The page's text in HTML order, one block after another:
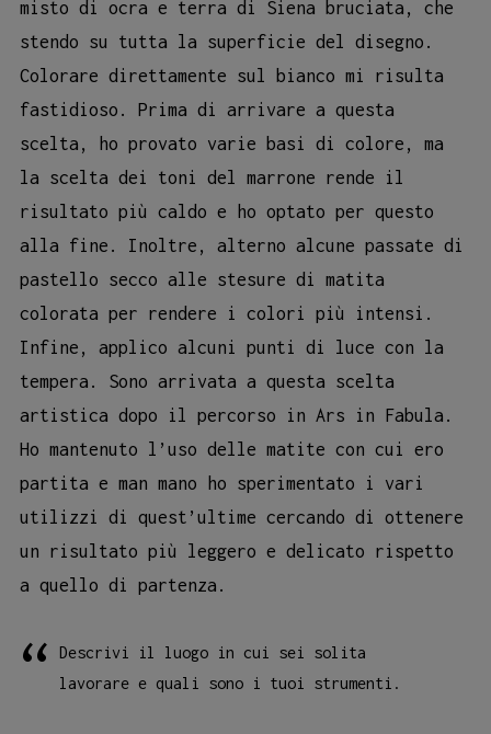
misto di ocra e terra di Siena bruciata, che
stendo su tutta la superficie del disegno.
Colorare direttamente sul bianco mi risulta
fastidioso. Prima di arrivare a questa
scelta, ho provato varie basi di colore, ma
la scelta dei toni del marrone rende il
risultato più caldo e ho optato per questo
alla fine. Inoltre, alterno alcune passate di
pastello secco alle stesure di matita
colorata per rendere i colori più intensi.
Infine, applico alcuni punti di luce con la
tempera. Sono arrivata a questa scelta
artistica dopo il percorso in Ars in Fabula.
Ho mantenuto l’uso delle matite con cui ero
partita e man mano ho sperimentato i vari
utilizzi di quest’ultime cercando di ottenere
un risultato più leggero e delicato rispetto
a quello di partenza.
Descrivi il luogo in cui sei solita
lavorare e quali sono i tuoi strumenti.